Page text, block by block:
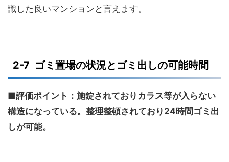
識した良いマンションと言えます。
2-7 ゴミ置場の状況とゴミ出しの可能時間
■評価ポイント：施錠されておりカラス等が入らない
構造になっている。整理整頓されており24時間ゴミ出
しが可能。